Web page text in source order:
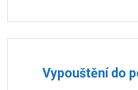
Vypouštění do